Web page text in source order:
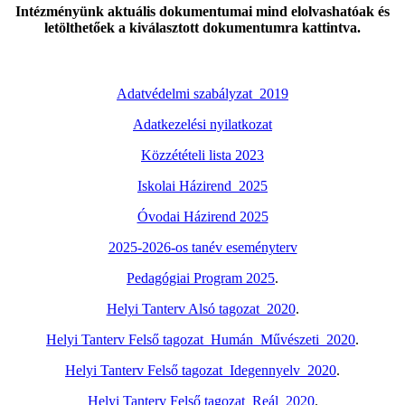
Intézményünk aktuális dokumentumai mind elolvashatóak és
letölthetőek a kiválasztott dokumentumra kattintva.
Adatvédelmi szabályzat_2019
Adatkezelési nyilatkozat
Közzétételi lista 2023
Iskolai Házirend_2025
Óvodai Házirend 2025
2025-2026-os tanév eseményterv
Pedagógiai Program 2025.
Helyi Tanterv Alsó tagozat_2020.
Helyi Tanterv Felső tagozat_Humán_Művészeti_2020.
Helyi Tanterv Felső tagozat_Idegennyelv_2020.
Helyi Tanterv Felső tagozat_Reál_2020.